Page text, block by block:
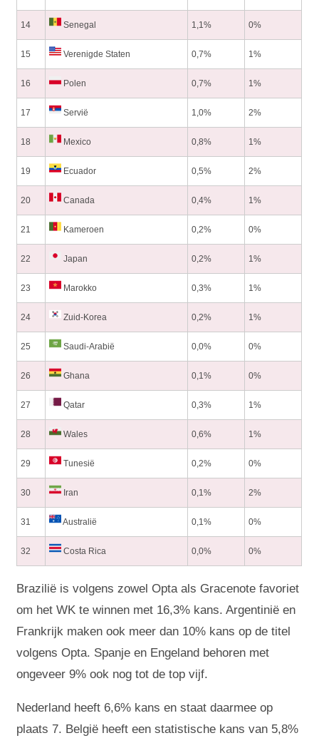
14 Senegal 1,1% 0%
15 Verenigde Staten 0,7% 1%
16 Polen 0,7% 1%
17 Servië 1,0% 2%
18 Mexico 0,8% 1%
19 Ecuador 0,5% 2%
20 Canada 0,4% 1%
21 Kameroen 0,2% 0%
22 Japan 0,2% 1%
23 Marokko 0,3% 1%
24 Zuid-Korea 0,2% 1%
25 Saudi-Arabië 0,0% 0%
26 Ghana 0,1% 0%
27 Qatar 0,3% 1%
28 Wales 0,6% 1%
29 Tunesië 0,2% 0%
30 Iran 0,1% 2%
31 Australië 0,1% 0%
32 Costa Rica 0,0% 0%
Brazilië is volgens zowel Opta als Gracenote favoriet
om het WK te winnen met 16,3% kans. Argentinië en
Frankrijk maken ook meer dan 10% kans op de titel
volgens Opta. Spanje en Engeland behoren met
ongeveer 9% ook nog tot de top vijf.
Nederland heeft 6,6% kans en staat daarmee op
plaats 7. België heeft een statistische kans van 5,8%